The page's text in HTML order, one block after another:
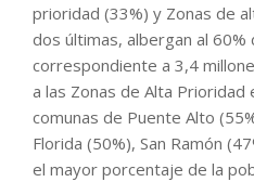
prioridad (33%) y Zonas de
dos últimas, albergan al 60%
correspondiente a 3,4
a las Zonas de Alta Prioridad
comunas de Puente Alto
Florida (50%), San Ramón
el mayor porcentaje de la